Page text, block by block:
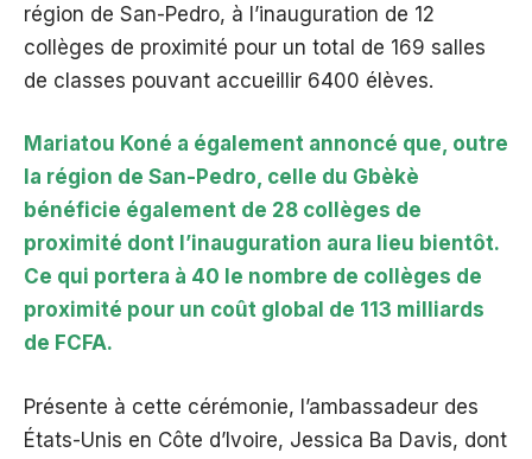
région de San-Pedro, à l’inauguration de 12
collèges de proximité pour un total de 169 salles
de classes pouvant accueillir 6400 élèves.
Mariatou Koné a également annoncé que, outre
la région de San-Pedro, celle du Gbèkè
bénéficie également de 28 collèges de
proximité dont l’inauguration aura lieu bientôt.
Ce qui portera à 40 le nombre de collèges de
proximité pour un coût global de 113 milliards
de FCFA.
Présente à cette cérémonie, l’ambassadeur des
États-Unis en Côte d’Ivoire, Jessica Ba Davis, dont